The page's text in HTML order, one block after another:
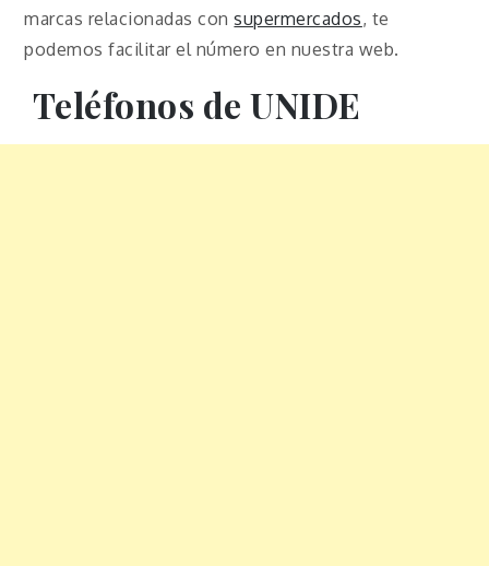
marcas relacionadas consupermercados, te
podemos facilitar el número en nuestra web.
Teléfonos deUNIDE